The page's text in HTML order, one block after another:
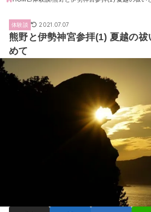
体験談 2021.07.07
熊野と伊勢神宮参拝(1) 夏越の祓
めて